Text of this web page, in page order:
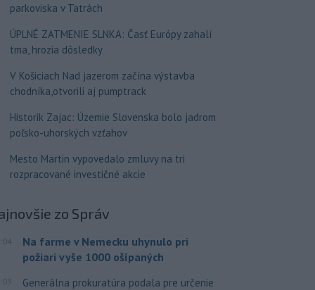
parkoviska v Tatrách
ÚPLNÉ ZATMENIE SLNKA: Časť Európy zahalí
tma, hrozia dôsledky
V Košiciach Nad jazerom začína výstavba
chodníka,otvorili aj pumptrack
Historik Zajac: Územie Slovenska bolo jadrom
poľsko-uhorských vzťahov
Mesto Martin vypovedalo zmluvy na tri
rozpracované investičné akcie
zo Správ
Na farme v Nemecku uhynulo pri
požiari vyše 1000 ošípaných
Generálna prokuratúra podala pre určenie